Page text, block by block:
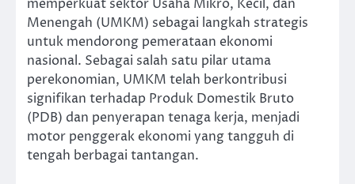
memperkuat sektor Usaha Mikro, Kecil, dan
Menengah (UMKM) sebagai langkah strategis
untuk mendorong pemerataan ekonomi
nasional. Sebagai salah satu pilar utama
perekonomian, UMKM telah berkontribusi
signifikan terhadap Produk Domestik Bruto
(PDB) dan penyerapan tenaga kerja, menjadi
motor penggerak ekonomi yang tangguh di
tengah berbagai tantangan.